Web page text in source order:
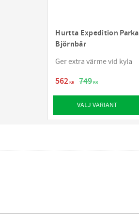
Hurtta Expedition Parka
Björnbär
Ger extra värme vid kyla
562KR 749KR
VÄLJ VARIANT